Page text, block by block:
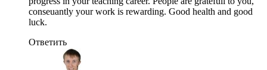
conseuantly your work is rewarding. Good health and good
luck.
Ответить